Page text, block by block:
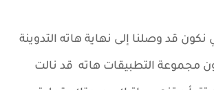
نكون قد وصلنا إلى نهاية هاته التدوينة
مجموعة التطبيقات هاته قد نالت